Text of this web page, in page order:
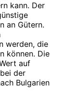
kann. Der
an Gütern.
werden, die
können. Die
auf
der
Bulgarien